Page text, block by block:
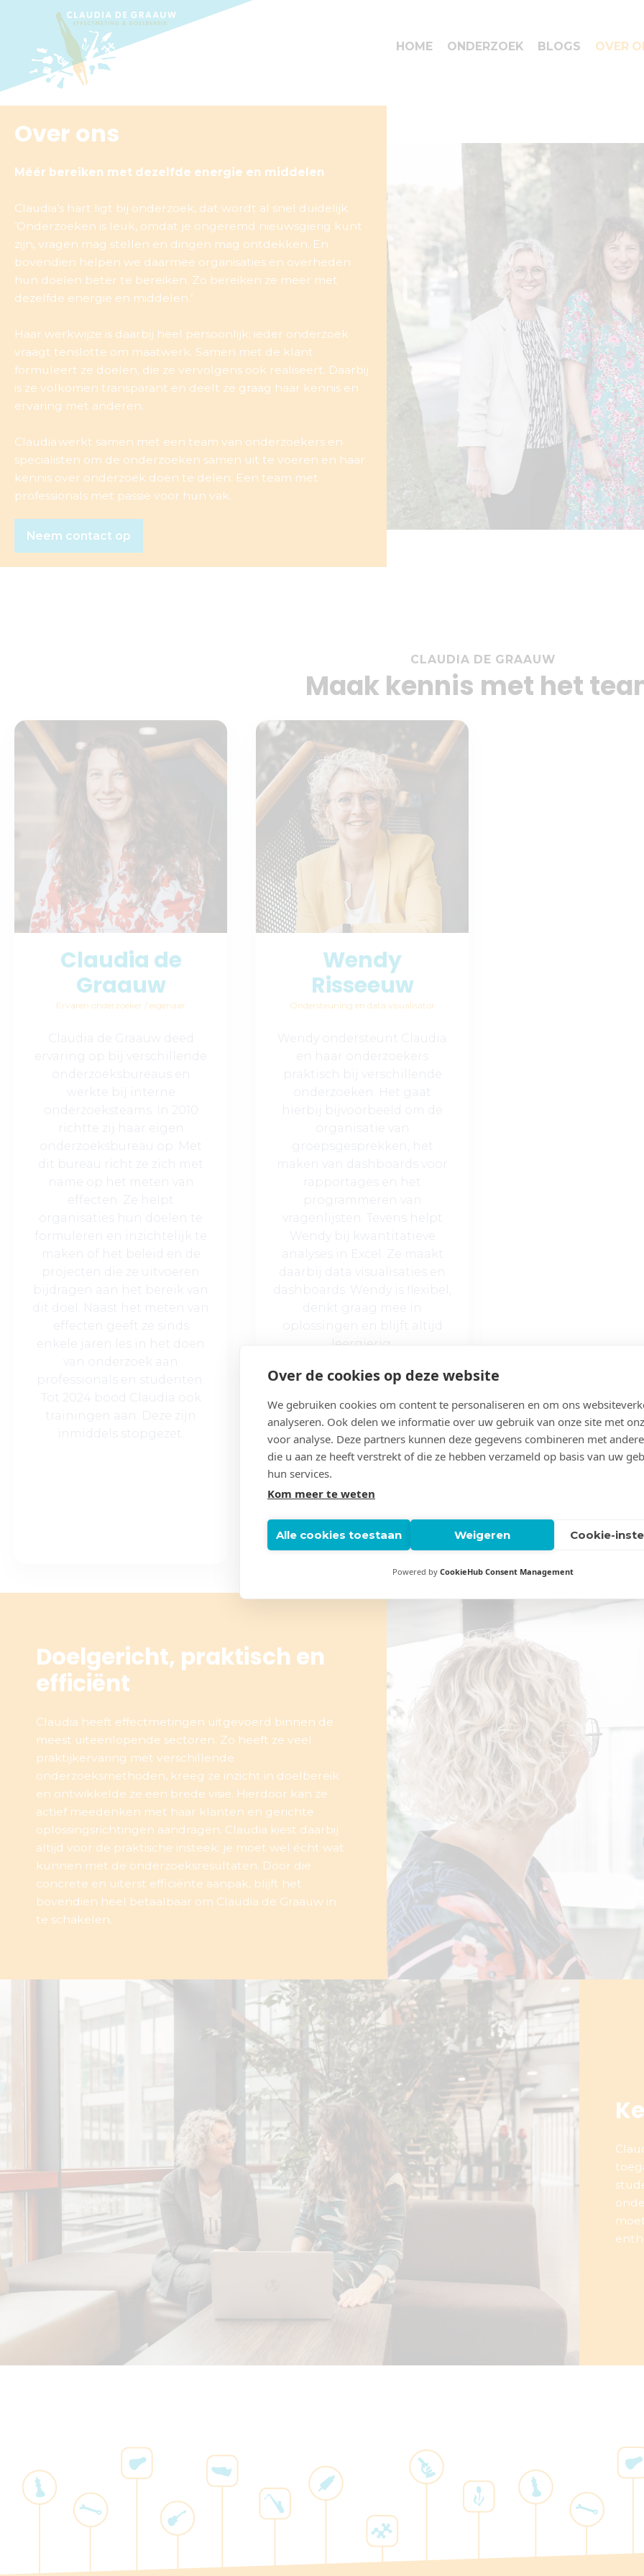
HOME ONDERZOEK BLOGS OVER
Over ons
Méér bereiken met dezelfde energie en middelen
Claudia’s hart ligt bij onderzoek, dat wordt al snel duidelijk.
‘Onderzoeken is leuk, omdat je ongeremd nieuwsgierig kunt
zijn, vragen mag stellen en dingen mag ontdekken. En
bovendien helpen we daarmee organisaties en overheden
hun doelen beter te bereiken. Zo bereiken ze meer met
dezelfde energie en middelen.’
Haar werkwijze is daarbij heel persoonlijk; ieder onderzoek
vraagt tenslotte om maatwerk. Samen met de klant
formuleert ze doelen, die ze vervolgens ook realiseert. Daarbij
is ze volkomen transparant en deelt ze graag haar kennis en
ervaring met anderen.
Claudia werkt samen met een team van onderzoekers en
specialisten om de onderzoeken samen uit te voeren en haar
kennis over onderzoek doen te delen. Een team met
professionals met passie voor hun vak.
Neem contact op
CLAUDIA DE GRAAUW
Maak kennis met het
Claudia de
Graauw
Ervaren onderzoeker / eigenaar
Claudia de Graauw deed
ervaring op bij verschillende
onderzoeksbureaus en
werkte bij interne
onderzoeksteams. In 2010
richtte zij haar eigen
onderzoeksbureau op. Met
dit bureau richt ze zich met
name op het meten van
effecten. Ze helpt
organisaties hun doelen te
formuleren en inzichtelijk te
maken of het beleid en de
projecten die ze uitvoeren
bijdragen aan het bereik van
dit doel. Naast het meten van
effecten geeft ze sinds
enkele jaren les in het doen
van onderzoek aan
professionals en studenten.
Tot 2024 bood Claudia ook
trainingen aan. Deze zijn
inmiddels stopgezet.
Wendy
Risseeuw
Ondersteuning en data visualisator
Wendy ondersteunt Claudia
en haar onderzoekers
praktisch bij verschillende
onderzoeken. Het gaat
hierbij bijvoorbeeld om de
organisatie van
groepsgesprekken, het
maken van dashboards voor
rapportages en het
programmeren van
vragenlijsten. Tevens helpt
Wendy bij kwantitatieve
analyses in Excel. Ze maakt
daarbij data visualisaties en
dashboards. Wendy is flexibel,
denkt graag mee in
oplossingen en blijft altijd
leergierig.
Doelgericht, praktisch en
efficiënt
Claudia heeft effectmetingen uitgevoerd binnen de
meest uiteenlopende sectoren. Zo heeft ze veel
praktijkervaring met verschillende
onderzoeksmethoden, kreeg ze inzicht in doelbereik
en ontwikkelde ze een brede visie. Hierdoor kan ze
actief meedenken met haar klanten en gerichte
oplossingsrichtingen aandragen. Claudia kiest daarbij
altijd voor de praktische insteek: je moet wel écht wat
kunnen met de onderzoeksresultaten. Door die
concrete en uiterst efficiënte aanpak, blijft het
bovendien heel betaalbaar om Claudia de Graauw in
te schakelen.
Over de cookies op deze website
We gebruiken cookies om content te personaliseren en om ons
analyseren. Ook delen we informatie over uw gebruik van onze site met
voor analyse. Deze partners kunnen deze gegevens combineren met
die u aan ze heeft verstrekt of die ze hebben verzameld op basis van uw
hun services.
Kom meer te weten
Alle cookies toestaan Weigeren Cookie-
Powered by CookieHub Consent Management